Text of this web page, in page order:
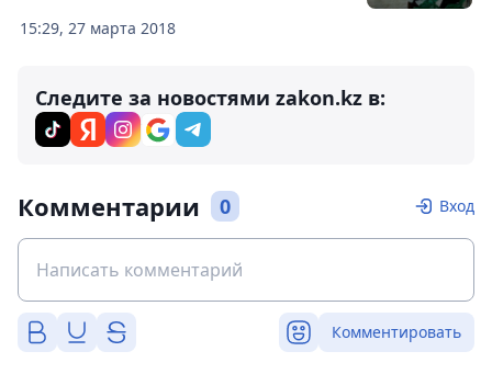
15:29, 27 марта 2018
Следите за новостями zakon.kz в:
Комментарии 0 Вход
Комментировать